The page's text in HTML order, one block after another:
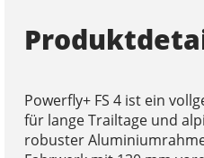
Powerfly+ FS 4 ist ein
für lange Trailtage und
robuster